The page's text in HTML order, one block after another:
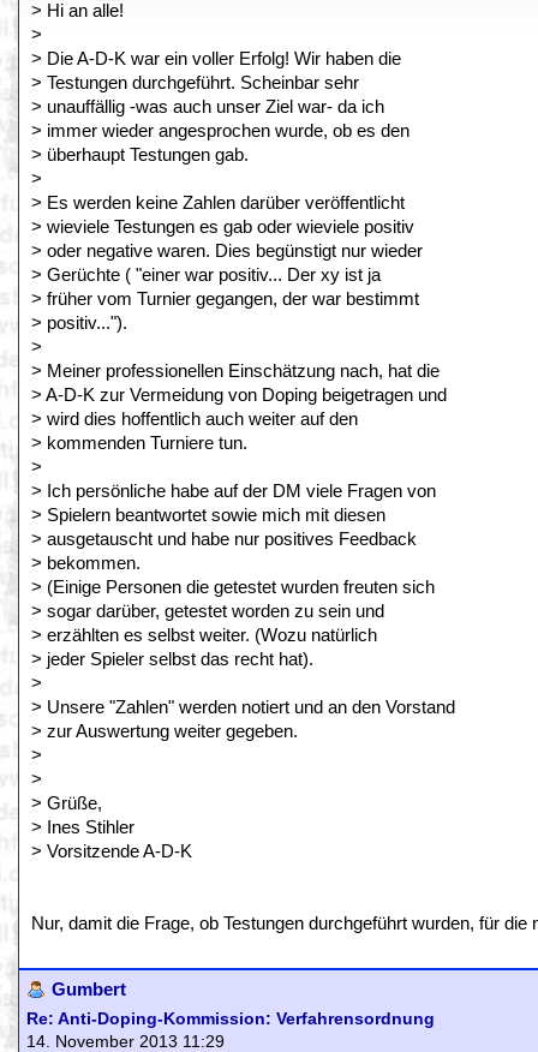
> Hi an alle!
>
> Die A-D-K war ein voller Erfolg! Wir haben die
> Testungen durchgeführt. Scheinbar sehr
> unauffällig -was auch unser Ziel war- da ich
> immer wieder angesprochen wurde, ob es den
> überhaupt Testungen gab.
>
> Es werden keine Zahlen darüber veröffentlicht
> wieviele Testungen es gab oder wieviele positiv
> oder negative waren. Dies begünstigt nur wieder
> Gerüchte ( "einer war positiv... Der xy ist ja
> früher vom Turnier gegangen, der war bestimmt
> positiv...").
>
> Meiner professionellen Einschätzung nach, hat die
> A-D-K zur Vermeidung von Doping beigetragen und
> wird dies hoffentlich auch weiter auf den
> kommenden Turniere tun.
>
> Ich persönliche habe auf der DM viele Fragen von
> Spielern beantwortet sowie mich mit diesen
> ausgetauscht und habe nur positives Feedback
> bekommen.
> (Einige Personen die getestet wurden freuten sich
> sogar darüber, getestet worden zu sein und
> erzählten es selbst weiter. (Wozu natürlich
> jeder Spieler selbst das recht hat).
>
> Unsere "Zahlen" werden notiert und an den Vorstand
> zur Auswertung weiter gegeben.
>
>
> Grüße,
> Ines Stihler
> Vorsitzende A-D-K
Nur, damit die Frage, ob Testungen durchgeführt wurden, für die
Gumbert
Re: Anti-Doping-Kommission: Verfahrensordnung
14. November 2013 11:29